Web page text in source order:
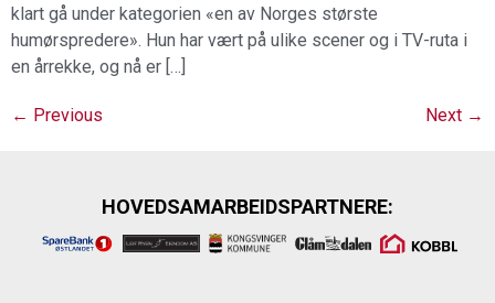
klart gå under kategorien «en av Norges største
humørspredere». Hun har vært på ulike scener og i TV-ruta i
en årrekke, og nå er […]
← Previous Next →
HOVEDSAMARBEIDSPARTNERE: